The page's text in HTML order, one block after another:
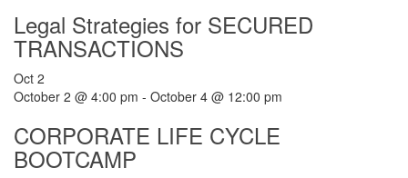
Legal Strategies for SECURED
TRANSACTIONS
Oct 2
October 2 @ 4:00 pm - October 4 @ 12:00 pm
CORPORATE LIFE CYCLE
BOOTCAMP